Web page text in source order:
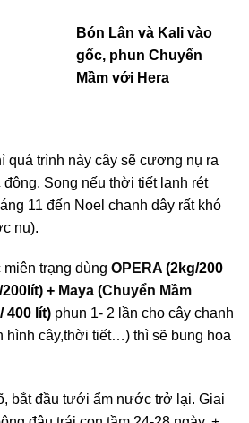
Bón Lân và Kali vào
gốc, phun Chuyển
Mầm với Hera
quá trình này cây sẽ cương nụ ra
động. Song nếu thời tiết lạnh rét
11 đến Noel chanh dây rất khó
nụ).
trạng dùng OPERA (2kg/200
+ Maya (Chuyển Mầm
400 lít) phun 1- 2 lần cho cây chanh
hình cây,thời tiết…) thì sẽ bung hoa
bắt đầu tưới ẩm nước trở lại. Giai